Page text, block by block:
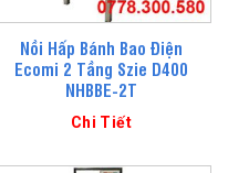
Nồi Hấp Bánh Bao Điện
Ecomi 2 Tầng Szie D400
NHBBE-2T
Chi Tiết